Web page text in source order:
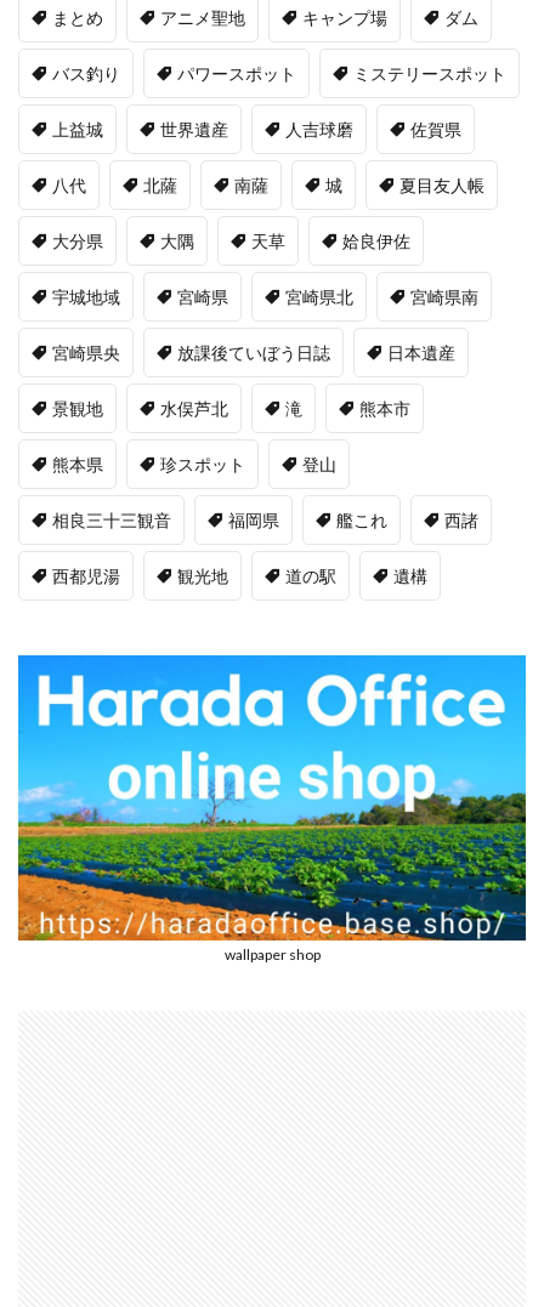
まとめ アニメ聖地 キャンプ場 ダム
バス釣り パワースポット ミステリースポット
上益城 世界遺産 人吉球磨 佐賀県
八代 北薩 南薩 城 夏目友人帳
大分県 大隅 天草 姶良伊佐
宇城地域 宮崎県 宮崎県北 宮崎県南
宮崎県央 放課後ていぼう日誌 日本遺産
景観地 水俣芦北 滝 熊本市
熊本県 珍スポット 登山
相良三十三観音 福岡県 艦これ 西諸
西都児湯 観光地 道の駅 遺構
wallpaper shop